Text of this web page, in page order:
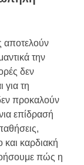
αποτελούν
την
δεν
για τη
προκαλούν
επίδρασή
καρδιακή
πώς η